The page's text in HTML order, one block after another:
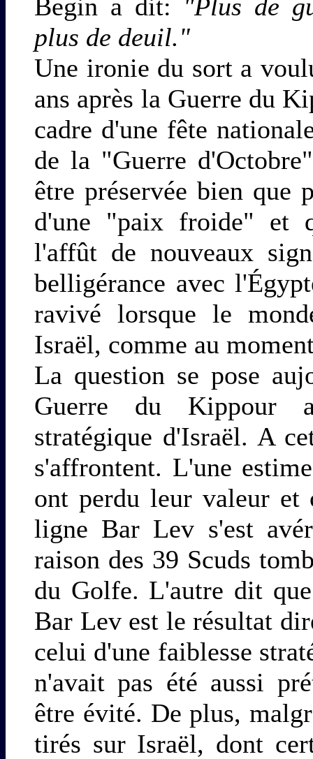
Begin a dit: "Plus de
plus de deuil."
Une ironie du sort a
ans après la Guerre du
cadre d'une fête
de la "Guerre
être préservée bien que
d'une "paix froide" et
l'affût de nouveaux
belligérance avec
ravivé lorsque le
Israël, comme au
La question se pose
Guerre du Kippour
stratégique d'Israël. A
s'affrontent. L'une
ont perdu leur valeur et
ligne Bar Lev s'est
raison des 39 Scuds
du Golfe. L'autre dit
Bar Lev est le résultat
celui d'une faiblesse
n'avait pas été aussi
être évité. De plus,
tirés sur Israël, dont